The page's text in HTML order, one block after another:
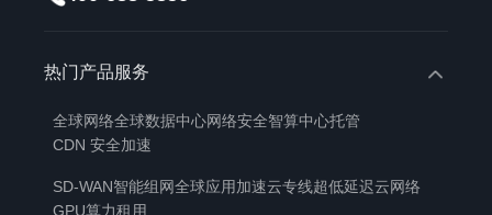
热门产品服务
全球网络全球数据中心网络安全智算中心托管
CDN 安全加速
SD-WAN智能组网全球应用加速云专线超低延迟云网络
GPU算力租用